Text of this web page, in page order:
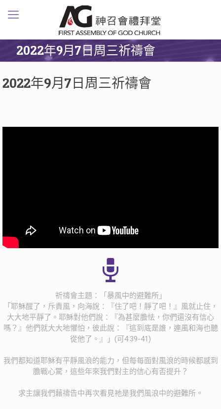
2022年9月7日周三祈禱會
2022年9月7日周三祈禱會
祈禱會主題：「暴風中的避難所」
「耶穌醒了，斥責風，向海說：『住了吧！靜了吧！』風就止住，
大大地平靜了。耶穌對他們說：『為甚麼膽怯，你們還沒有信心
嗎？』他們就大大地懼怕，彼此說：『這到底是誰，連風和海也聽
從他了。』」(可4:39-41)
我們都知道耶穌有平靜風浪的能力，但每每面對風浪的時候都感到
膽戰心驚，這些年來我們對主的信心有否提升？
求主讓我們藉禱告中再次看見祂是我們風浪中的避難所。